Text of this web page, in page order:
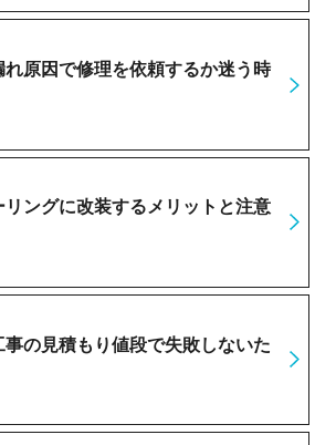
れ原因で修理を依頼するか迷う時
ングに改装するメリットと注意
事の見積もり値段で失敗しないた